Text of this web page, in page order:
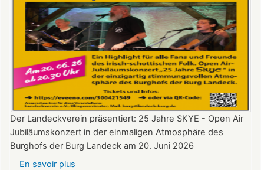
Der Landeckverein präsentiert: 25 Jahre SKYE - Open Air
Jubiläumskonzert in der einmaligen Atmosphäre des
Burghofs der Burg Landeck am 20. Juni 2026
En savoir plus